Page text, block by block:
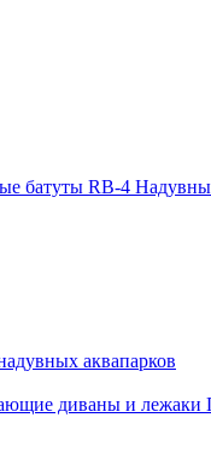
батуты RB-4
аквапарков
диваны и лежаки